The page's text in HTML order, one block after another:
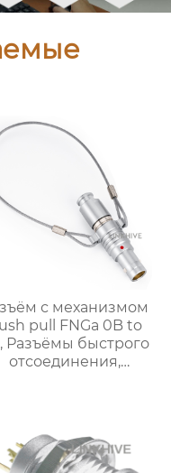
с механизмом
pull FNGa 0B to
Разъёмы быстрого
отсоединения,